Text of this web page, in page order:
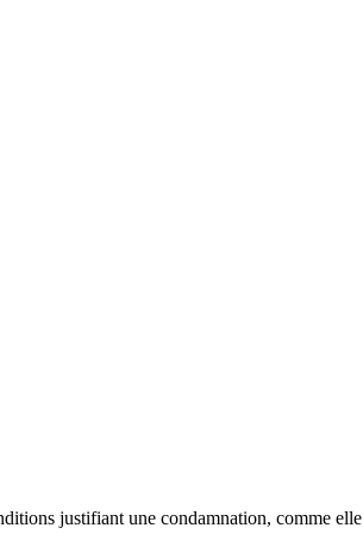
justifiant une condamnation, comme elle